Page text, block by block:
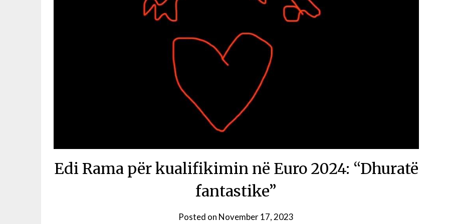
Edi Rama për kualifikimin në Euro 2024: “Dhuratë
fantastike”
Posted on November 17, 2023